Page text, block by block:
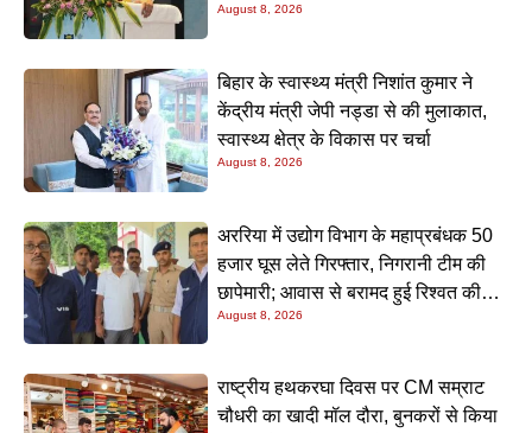
August 8, 2026
बिहार के स्वास्थ्य मंत्री निशांत कुमार ने
केंद्रीय मंत्री जेपी नड्डा से की मुलाकात,
स्वास्थ्य क्षेत्र के विकास पर चर्चा
August 8, 2026
अररिया में उद्योग विभाग के महाप्रबंधक 50
हजार घूस लेते गिरफ्तार, निगरानी टीम की
छापेमारी; आवास से बरामद हुई रिश्वत की
रकम
August 8, 2026
राष्ट्रीय हथकरघा दिवस पर CM सम्राट
चौधरी का खादी मॉल दौरा, बुनकरों से किया